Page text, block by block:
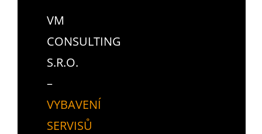
VM
CONSULTING
S.R.O.
–
VYBAVENÍ
SERVISŮ